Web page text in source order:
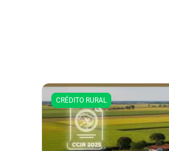
CRÉDITO RURAL